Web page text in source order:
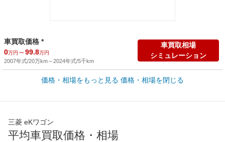
車買取価格 *
0万円 ～99.8万円
2007年式/20万km～2024年式/5千km
車買取相場
シミュレーション
新車カタログ価格
全国平均の車検価格 *
45,550 円
価格・相場をもっと見る 価格・相場を閉じる
三菱 eKワゴン
平均車買取価格・相場